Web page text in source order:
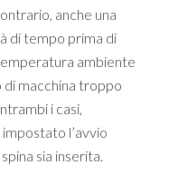
anche una
di tempo prima di
ambiente
macchina troppo
i casi,
l’avvio
sia inserita.